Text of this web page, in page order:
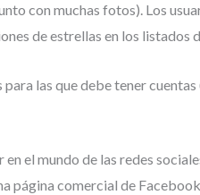
con muchas fotos). Los
de estrellas en los listados
las que debe tener
en el mundo de las redes
página comercial de